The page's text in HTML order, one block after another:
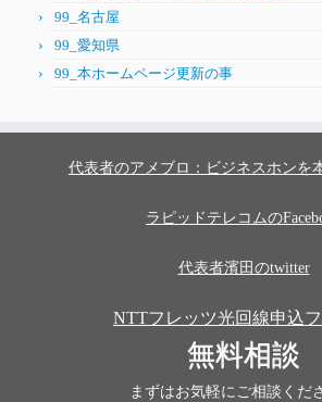
99_名古屋
99_愛知県
99_本ホームページ更新の事
代表者のアメブロ：ビジネスホンを
ラピッドテレコムの
代表者濱田のtwitter
NTTフレッツ光回線申込
無料相談
まずはお気軽にご相談くだ